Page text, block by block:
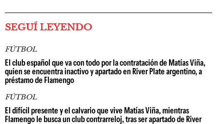
SEGUÍ LEYENDO
FÚTBOL
El club español que va con todo por la contratación de Matías Viña,
quien se encuentra inactivo y apartado en River Plate argentino, a
préstamo de Flamengo
FÚTBOL
El difícil presente y el calvario que vive Matías Viña, mientras
Flamengo le busca un club contrarreloj, tras ser apartado de River